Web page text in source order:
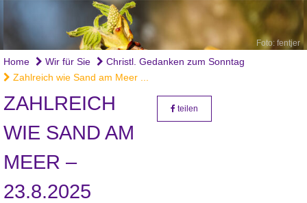
Foto: fentjer
Home Wir für Sie
Christl. Gedanken zum Sonntag
Zahlreich wie Sand am Meer ...
ZAHLREICH
WIE SAND AM
MEER –
23.8.2025
teilen